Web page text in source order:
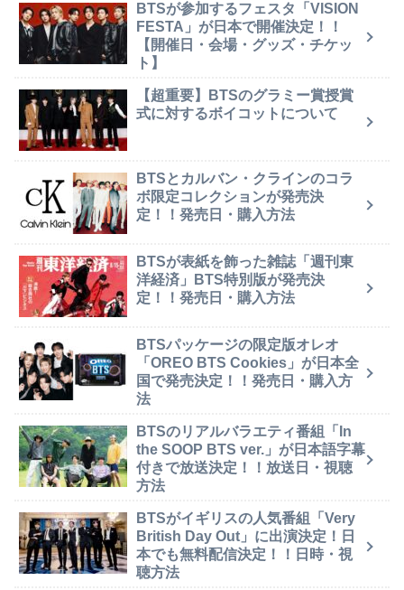
BTSが参加するフェスタ「VISION
FESTA」が日本で開催決定！！
【開催日・会場・グッズ・チケッ
ト】
【超重要】BTSのグラミー賞授賞
式に対するボイコットについて
BTSとカルバン・クラインのコラ
ボ限定コレクションが発売決
定！！発売日・購入方法
BTSが表紙を飾った雑誌「週刊東
洋経済」BTS特別版が発売決
定！！発売日・購入方法
BTSパッケージの限定版オレオ
「OREO BTS Cookies」が日本全
国で発売決定！！発売日・購入方
法
BTSのリアルバラエティ番組「In
the SOOP BTS ver.」が日本語字幕
付きで放送決定！！放送日・視聴
方法
BTSがイギリスの人気番組「Very
British Day Out」に出演決定！日
本でも無料配信決定！！日時・視
聴方法